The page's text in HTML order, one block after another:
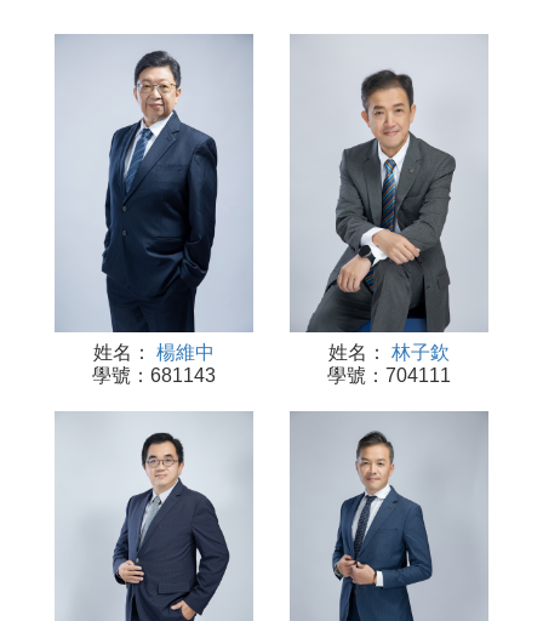
姓名：
楊維中
學號：681143
姓名：
林子欽
學號：704111